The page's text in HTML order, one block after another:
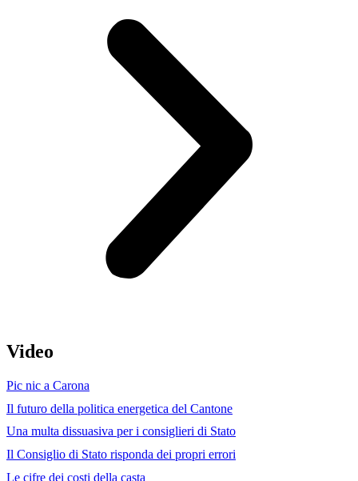
Video
Pic nic a Carona
Il futuro della politica energetica del Cantone
Una multa dissuasiva per i consiglieri di Stato
Il Consiglio di Stato risponda dei propri errori
Le cifre dei costi della casta